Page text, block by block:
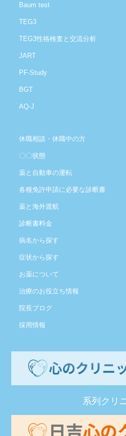
Baum test
TEG3
TEG3性格検査と交流分析
JART
PF-Study
BGT
AQ-J
休職相談・休職中の方
〇〇状態
薬と自動車の運転
各種免許申請に必要な診断書
薬と海外渡航
診断書料金
病名から探す
症状から探す
お薬について
治療のお役立ち情報
院長ブログ
採用情報
系列クリ